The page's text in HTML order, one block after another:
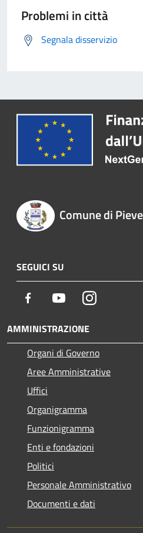
Problemi in città
Segnala disservizio
Comune di
SEGUICI SU
Facebook YoutubeInstagram
AMMINISTRAZIONE
Organi di Governo
Aree Amministrative
Uffici
Organigramma
Funzionigramma
Enti e fondazioni
Politici
Personale Amministrativo
Documenti e dati